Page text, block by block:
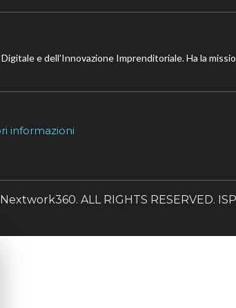
e dell’Innovazione Imprenditoriale. Ha la
informazioni
ALL RIGHTS RESERVED.